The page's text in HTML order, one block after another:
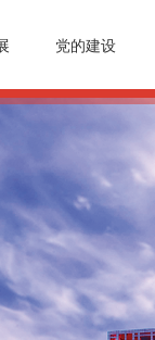
党的建设